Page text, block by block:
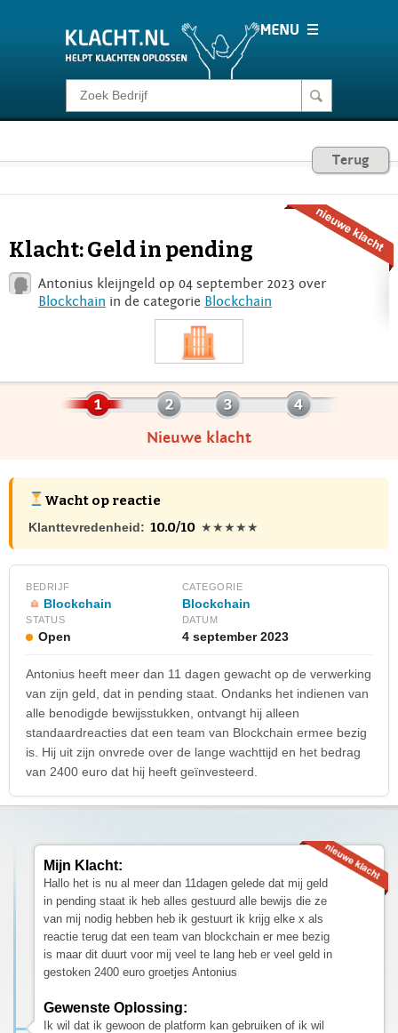
Klacht melden
Consumentenrecht Terug
Klacht: Geld in pending
Antonius kleijngeld op 04 september 2023 over
Blockchain in de categorie Blockchain
Nieuwe klacht
Wacht op reactie
Klanttevredenheid: 10.0/10 ★★★★★
BEDRIJF
Blockchain
CATEGORIE
Blockchain
STATUS
Open
DATUM
4 september 2023
Antonius heeft meer dan 11 dagen gewacht op de verwerking
van zijn geld, dat in pending staat. Ondanks het indienen van
alle benodigde bewijsstukken, ontvangt hij alleen
standaardreacties dat een team van Blockchain ermee bezig
is. Hij uit zijn onvrede over de lange wachttijd en het bedrag
van 2400 euro dat hij heeft geïnvesteerd.
Mijn Klacht:
Hallo het is nu al meer dan 11dagen gelede dat mij geld
in pending staat ik heb alles gestuurd alle bewijs die ze
van mij nodig hebben heb ik gestuurt ik krijg elke x als
reactie terug dat een team van blockchain er mee bezig
is maar dit duurt voor mij veel te lang heb er veel geld in
gestoken 2400 euro groetjes Antonius
Gewenste Oplossing:
Ik wil dat ik gewoon de platform kan gebruiken of ik wil